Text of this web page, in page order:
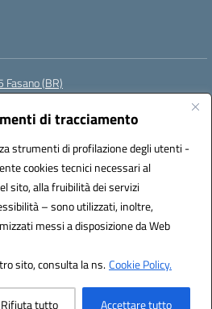
di tracciamento
strumenti di profilazione degli utenti -
cookies tecnici necessari al
sito, alla fruibilità dei servizi
– sono utilizzati, inoltre,
messi a disposizione da Web
sito, consulta la ns.Cookie Policy.
Rifiuta tutto Accettare tutto
(BR)
bric839004@pec.istruzione.it
(IPA): istsc_bree02200r
MIL3BD
by 3D Solution S.r.l.
by Designers Italia